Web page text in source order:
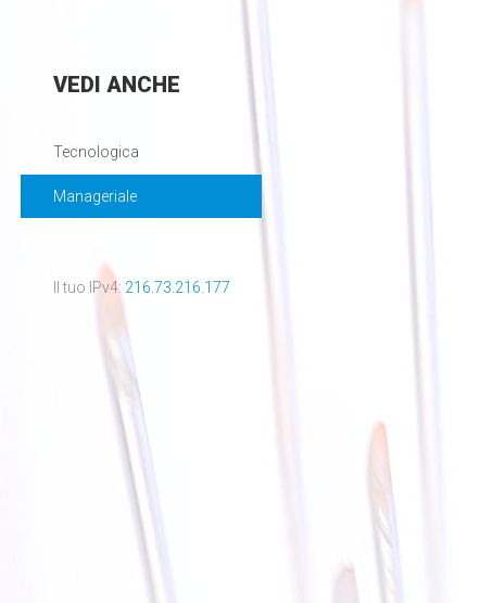
VEDI ANCHE
Tecnologica
Manageriale
Il tuo IPv4: 216.73.216.177